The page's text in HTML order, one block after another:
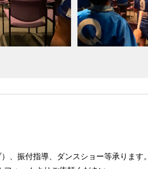
、振付指導、ダンスショー等承ります。